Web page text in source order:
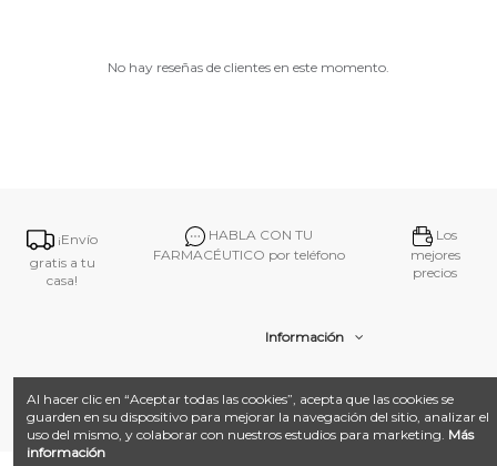
No hay reseñas de clientes en este momento.
¡Envío
gratis a tu
casa!
HABLA CON TU
FARMACÉUTICO por teléfono
Los
mejores
precios
Información
Al hacer clic en “Aceptar todas las cookies”, acepta que las cookies se
guarden en su dispositivo para mejorar la navegación del sitio, analizar el
uso del mismo, y colaborar con nuestros estudios para marketing. Más
información